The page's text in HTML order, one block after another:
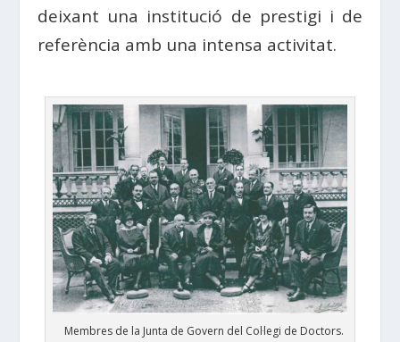
deixant una institució de prestigi i de
referència amb una intensa activitat.
Membres de la Junta de Govern del Col·legi de Doctors.